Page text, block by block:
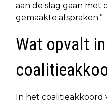
aan de slag gaan met
gemaakte afspraken.”
Wat opvalt
In het coalitieakkoord